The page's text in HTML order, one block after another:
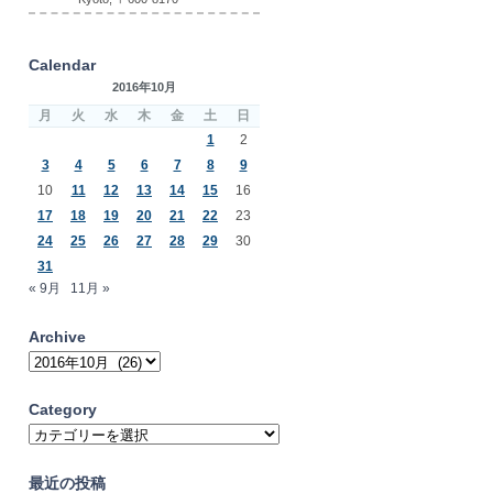
Calendar
2016年10月
月 火 水 木 金 土
日
1
2
3
4 5 6 7 8
9
10
11 12 13 14 15
16
17
18 19 20 21 22
23
24
25 26 27 28 29
30
31
« 9月
11月 »
Archive
Archive
Category
Category
最近の投稿